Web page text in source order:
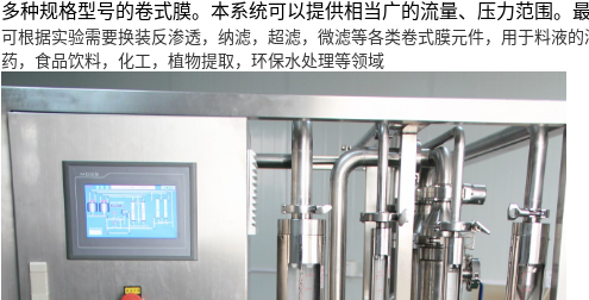
多种规格型号的卷式膜。本系统可以提供相当广的流量、压力范围。
可根据实验需要换装反渗透，纳滤，超滤，微滤等各类卷式膜元件，用于料液
药，食品饮料，化工，植物提取，环保水处理等领域